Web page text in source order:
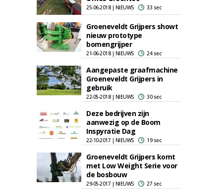
25-06-2018 | NIEUWS 33 sec
Groeneveldt Grijpers showt
nieuw prototype
bomengrijper
21-06-2018 | NIEUWS 24 sec
Aangepaste graafmachine
Groeneveldt Grijpers in
gebruik
22-05-2018 | NIEUWS 30 sec
Deze bedrijven zijn
aanwezig op de Boom
Inspyratie Dag
22-10-2017 | NIEUWS 19 sec
Groeneveldt Grijpers komt
met Low Weight Serie voor
de bosbouw
29-05-2017 | NIEUWS 27 sec